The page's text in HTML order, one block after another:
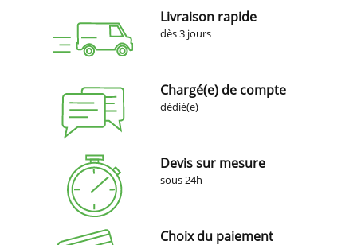
Livraison rapide
dès 3 jours
Chargé(e) de compte
dédié(e)
Devis sur mesure
sous 24h
Choix du paiement